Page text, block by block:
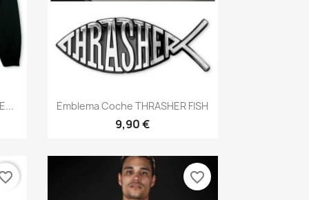
Anteprima
Emblema Coche THRASHER FISH
9,90 €
favorite_border